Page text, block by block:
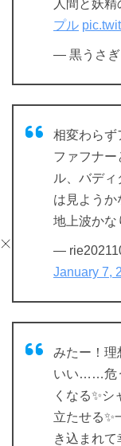
人間と妖
プル
— 黒うさぎ
相変わらず
ファフナ
ル、バデ
は見ようか
地上波かな
—
January 7,
みたー！理
いい……危
くなる✨
立たせる✨
き込まれて